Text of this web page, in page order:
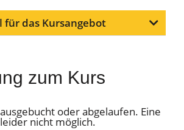
für das Kursangebot
zum Kurs
oder abgelaufen. Eine
nicht möglich.